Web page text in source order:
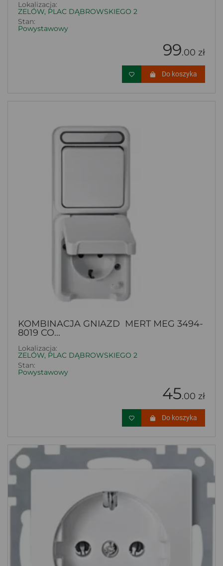
Lokalizacja:
ZELÓW, PLAC DĄBROWSKIEGO 2
Stan:
Powystawowy
99.00 zł
Do koszyka
KOMBINACJA GNIAZD MERT MEG 3494-
8019 CO...
Lokalizacja:
ZELÓW, PLAC DĄBROWSKIEGO 2
Stan:
Powystawowy
45.00 zł
Do koszyka